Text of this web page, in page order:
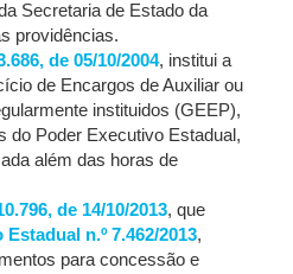
Secretaria de Estado da
providências.
de 05/10/2004, institui a
de Encargos de Auxiliar ou
instituidos (GEEP),
do Poder Executivo Estadual,
além das horas de
de 14/10/2013, que
Estadual n.º 7.462/2013,
para concessão e